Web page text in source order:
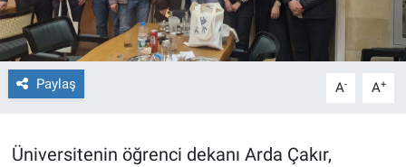
Paylaş A- A+
Üniversitenin öğrenci dekanı Arda Çakır,
Bilim, Teknoloji
ASAYİŞ
HABERDE İNSAN